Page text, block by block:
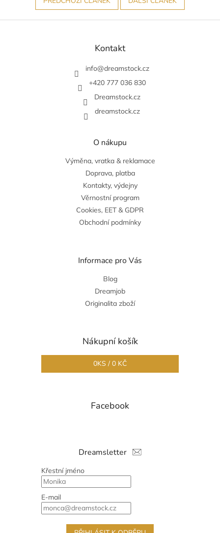
Z
Kontakt
info@dreamstock.cz
+420 777 036 830
Dreamstock.cz
dreamstock.cz
O nákupu
Výměna, vratka & reklamace
Doprava, platba
Kontakty, výdejny
Věrnostní program
Cookies, EET & GDPR
Obchodní podmínky
Informace pro Vás
Blog
Dreamjob
Originalita zboží
Nákupní košík
0KS / 0 KČ
Facebook
Dreamsletter
Křestní jméno
E-mail